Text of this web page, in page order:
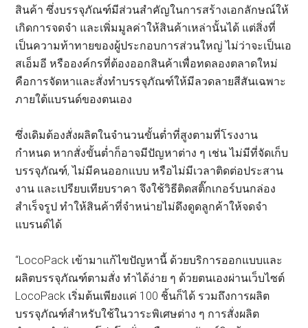
สินค้า ซึ่งบรรจุภัณฑ์มีส่วนสำคัญในการสร้างเอกลักษณ์ให้
เกิดการจดจำ และเพิ่มมูลค่าให้สินค้าเหล่านั้นได้ แต่สิ่งที่
เป็นความท้าทายของผู้ประกอบการส่วนใหญ่ ไม่ว่าจะเป็นเอ
สเอ็มอี หรือองค์กรที่ต้องออกสินค้าเพื่อทดลองตลาดใหม่
คือการจัดหาและสั่งทำบรรจุภัณฑ์ให้มีลวดลายสีสันเฉพาะ
ภายใต้แบรนด์ของตนเอง
ซึ่งเดิมต้องสั่งผลิตในจำนวนขั้นต่ำที่สูงตามที่โรงงาน
กำหนด หากสั่งขั้นต่ำก็อาจมีปัญหาต่าง ๆ เช่น ไม่มีที่จัดเก็บ
บรรจุภัณฑ์, ไม่มีคนออกแบบ หรือไม่มีเวลาติดต่อประสาน
งาน และเปรียบเทียบราคา จึงใช้วิธีติดสติ๊กเกอร์บนกล่อง
สำเร็จรูป ทำให้สินค้าที่จำหน่ายไม่ดึงดูดลูกค้าให้จดจำ
แบรนด์ได้
“LocoPack เข้ามาแก้ไขปัญหานี้ ด้วยบริการออกแบบและ
ผลิตบรรจุภัณฑ์ตามสั่ง ทำได้ง่าย ๆ ด้วยตนเองผ่านเว็บไซต์
LocoPack เริ่มต้นเพียงแค่ 100 ชิ้นก็ได้ รวมถึงการผลิต
บรรจุภัณฑ์สำหรับใช้ในวาระพิเศษต่าง ๆ การสั่งผลิต